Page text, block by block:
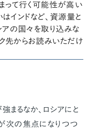
って行く可能性が高い
インドなど、資源量と
の国々を取り込みな
先からお読みいただけ
るなか、ロシアにと
次の焦点になりつつ